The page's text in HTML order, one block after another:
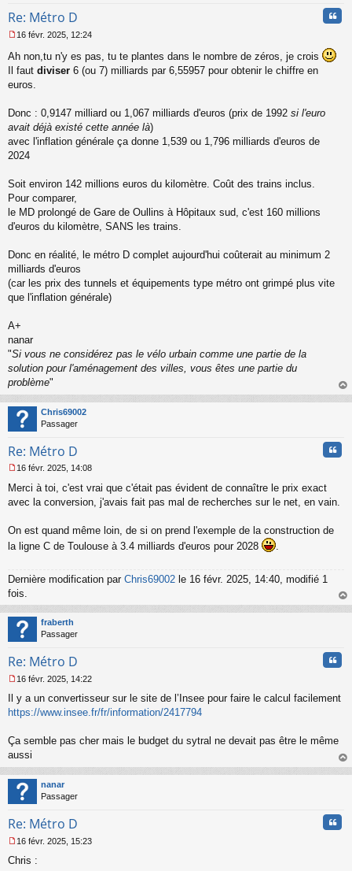
u
Re: Métro D
e
s
a
e
n
o
n
l
16 févr. 2025, 12:24
Ah non,tu n'y es pas, tu te plantes dans le nombre de zéros, je crois
Il faut diviser 6 (ou 7) milliards par 6,55957 pour obtenir le chiffre en
euros.
Donc : 0,9147 milliard ou 1,067 milliards d'euros (prix de 1992 si l'euro
avait déjà existé cette année là)
avec l'inflation générale ça donne 1,539 ou 1,796 milliards d'euros de
2024
Soit environ 142 millions euros du kilomètre. Coût des trains inclus.
Pour comparer,
le MD prolongé de Gare de Oullins à Hôpitaux sud, c'est 160 millions
d'euros du kilomètre, SANS les trains.
Donc en réalité, le métro D complet aujourd'hui coûterait au minimum 2
milliards d'euros
(car les prix des tunnels et équipements type métro ont grimpé plus vite
que l'inflation générale)
A+
nanar
"Si vous ne considérez pas le vélo urbain comme une partie de la
solution pour l'aménagement des villes, vous êtes une partie du
problème"
au
Chris69002
Passager
Re: Métro D
e
s
g
n
u
16 févr. 2025, 14:08
Merci à toi, c'est vrai que c'était pas évident de connaître le prix exact
avec la conversion, j'avais fait pas mal de recherches sur le net, en vain.
On est quand même loin, de si on prend l'exemple de la construction de
la ligne C de Toulouse à 3.4 milliards d'euros pour 2028
Dernière modification par Chris69002 le 16 févr. 2025, 14:40, modifié 1
fois.
au
fraberth
Passager
Re: Métro D
e
s
g
e
n
o
n
l
16 févr. 2025, 14:22
Il y a un convertisseur sur le site de l’Insee pour faire le calcul facilement
https://www.insee.fr/fr/information/2417794
Ça semble pas cher mais le budget du sytral ne devait pas être le même
aussi
au
nanar
Passager
Re: Métro D
e
16 févr. 2025, 15:23
Chris :